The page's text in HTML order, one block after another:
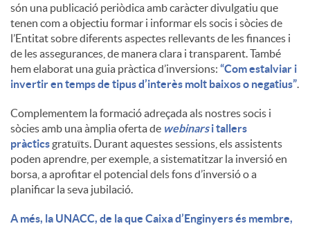
són una publicació periòdica amb caràcter divulgatiu que
tenen com a objectiu formar i informar els socis i sòcies de
l’Entitat sobre diferents aspectes rellevants de les finances i
de les assegurances, de manera clara i transparent. També
hem elaborat una guia pràctica d’inversions: “Com estalviar i
invertir en temps de tipus d’interès molt baixos o negatius”.
Complementem la formació adreçada als nostres socis i
sòcies amb una àmplia oferta de webinarsi tallers
pràcticsgratuïts. Durant aquestes sessions, els assistents
poden aprendre, per exemple, a sistematitzar la inversió en
borsa, a aprofitar el potencial dels fons d’inversió o a
planificar la seva jubilació.
A més, la UNACC, de la que Caixa d’Enginyers és membre,